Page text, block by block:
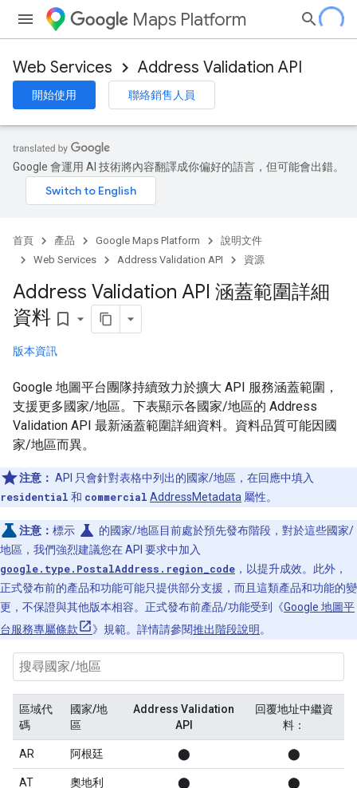
Maps Platform
Web Services Address Validation API
開始使用 聯絡銷售人員
Google 會運用 AI 技術將內容翻譯成你偏好的語言，但可能會出錯。
首頁 產品 Google Maps Platform
說明文件
Web Services
Address Validation API 資源
Address Validation API 涵蓋範圍詳細
資料 bookmark_border
版本資訊
Google 地圖平台團隊持續致力於擴大 API 服務涵蓋範圍，
支援更多國家/地區。下表顯示各國家/地區的 Address
Validation API 最新涵蓋範圍詳細資料。資料品質可能因國
家/地區而異。
注意： API 只會針對表格中列出的國家/地區，在回應中填入
residential 和 commercial AddressMetadata 屬性。
注意： 標示 science 的國家/地區目前處於預先發布階段，對於這些國家/
地區，我們強烈建議您在 API 要求中加入
google.type.PostalAddress.region_code ，以提升成效。此外，
正式發布前的產品和功能可能只提供部分支援，而且這類產品和功能的變
更，不保證與其他版本相容。正式發布前產品/功能受到《Google 地圖平
台服務專屬條款
》規範。詳情請參閱推出階段說明 。
區域代
碼
國家/地
區
Address Validation
API
回覆地址中繼資
料：
AR 阿根廷 ⬤ ⬤
AT 奧地利 ⬤ ⬤